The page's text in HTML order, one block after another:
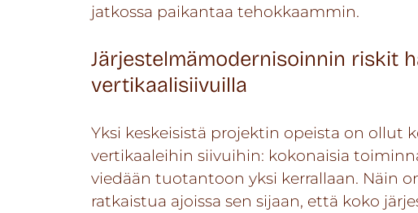
jatkossa paikantaa tehokkaammin.
Järjestelmämodernisoinnin riskit
vertikaalisiivuilla
Yksi keskeisistä projektin opeista on ollut
vertikaaleihin siivuihin: kokonaisia
viedään tuotantoon yksi kerrallaan. Näin
ratkaistua ajoissa sen sijaan, että koko